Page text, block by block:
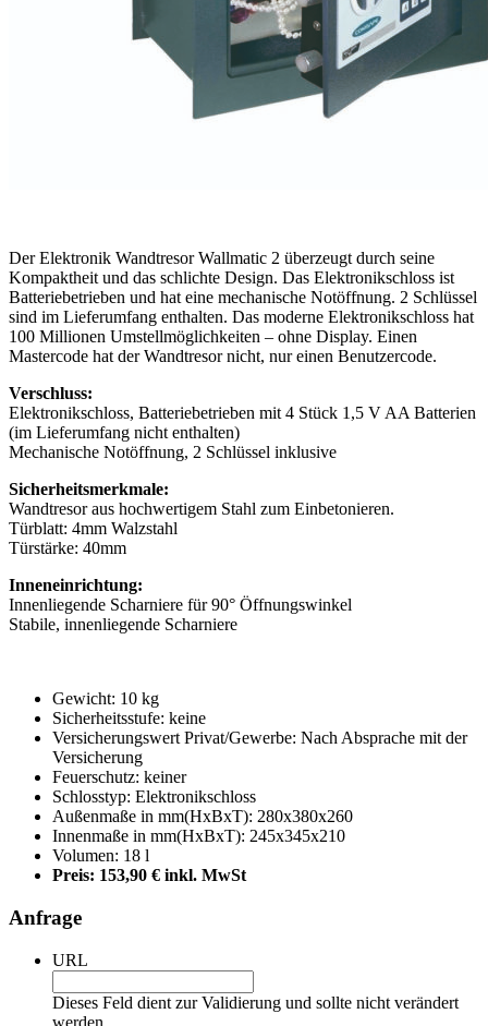
Der Elektronik Wandtresor Wallmatic 2 überzeugt durch seine
Kompaktheit und das schlichte Design. Das Elektronikschloss ist
Batteriebetrieben und hat eine mechanische Notöffnung. 2 Schlüssel
sind im Lieferumfang enthalten. Das moderne Elektronikschloss hat
100 Millionen Umstellmöglichkeiten – ohne Display. Einen
Mastercode hat der Wandtresor nicht, nur einen Benutzercode.
Verschluss:
Elektronikschloss, Batteriebetrieben mit 4 Stück 1,5 V AA Batterien
(im Lieferumfang nicht enthalten)
Mechanische Notöffnung, 2 Schlüssel inklusive
Sicherheitsmerkmale:
Wandtresor aus hochwertigem Stahl zum Einbetonieren.
Türblatt: 4mm Walzstahl
Türstärke: 40mm
Inneneinrichtung:
Innenliegende Scharniere für 90° Öffnungswinkel
Stabile, innenliegende Scharniere
Gewicht: 10 kg
Sicherheitsstufe: keine
Versicherungswert Privat/Gewerbe: Nach Absprache mit der
Versicherung
Feuerschutz: keiner
Schlosstyp: Elektronikschloss
Außenmaße in mm(HxBxT): 280x380x260
Innenmaße in mm(HxBxT): 245x345x210
Volumen: 18 l
Preis: 153,90 € inkl. MwSt
Anfrage
URL
Dieses Feld dient zur Validierung und sollte nicht verändert
werden.